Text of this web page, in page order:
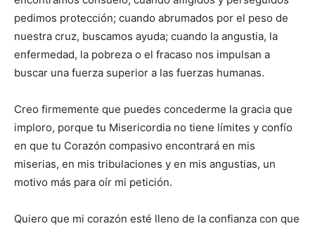
pedimos protección; cuando abrumados por el peso de
nuestra cruz, buscamos ayuda; cuando la angustia, la
enfermedad, la pobreza o el fracaso nos impulsan a
buscar una fuerza superior a las fuerzas humanas.
Creo firmemente que puedes concederme la gracia que
imploro, porque tu Misericordia no tiene límites y confío
en que tu Corazón compasivo encontrará en mis
miserias, en mis tribulaciones y en mis angustias, un
motivo más para oír mi petición.
Quiero que mi corazón esté lleno de la confianza con que